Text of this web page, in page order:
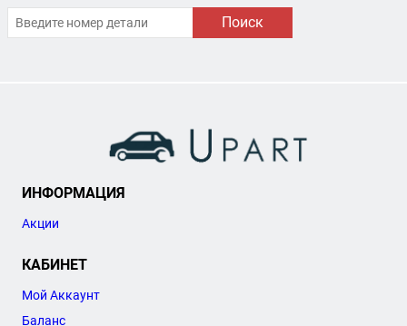
Поиск
ИНФОРМАЦИЯ
Акции
КАБИНЕТ
Мой Аккаунт
Баланс